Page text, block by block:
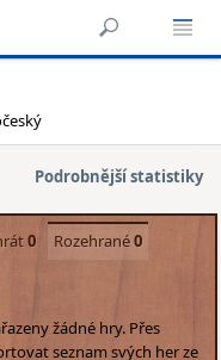
Podrobnější statistiky
0 Rozehrané0
žádné hry. Přes
seznam svých her ze